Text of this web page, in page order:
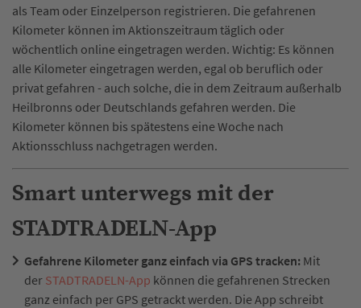
als Team oder Einzelperson registrieren. Die gefahrenen
Kilometer können im Aktionszeitraum täglich oder
wöchentlich online eingetragen werden. Wichtig: Es können
alle Kilometer eingetragen werden, egal ob beruflich oder
privat gefahren - auch solche, die in dem Zeitraum außerhalb
Heilbronns oder Deutschlands gefahren werden. Die
Kilometer können bis spätestens eine Woche nach
Aktionsschluss nachgetragen werden.
Smart unterwegs mit der
STADTRADELN-App
Gefahrene Kilometer ganz einfach via GPS tracken: Mit
der STADTRADELN-App können die gefahrenen Strecken
ganz einfach per GPS getrackt werden. Die App schreibt